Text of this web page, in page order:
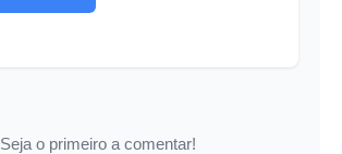
Seja o primeiro a comentar!